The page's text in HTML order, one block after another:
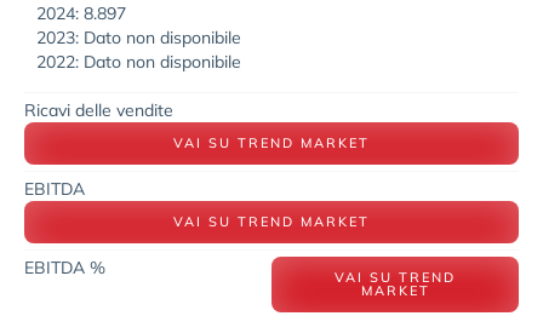
2024: 8.897
2023: Dato non disponibile
2022: Dato non disponibile
Ricavi delle vendite
VAI SU TREND MARKET
EBITDA
VAI SU TREND MARKET
EBITDA % VAI SU TREND
MARKET